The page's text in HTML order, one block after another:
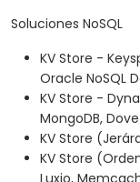
Soluciones NoSQL
KV Store -
Oracle NoSQL
KV Store -
MongoDB,
KV Store
KV Store